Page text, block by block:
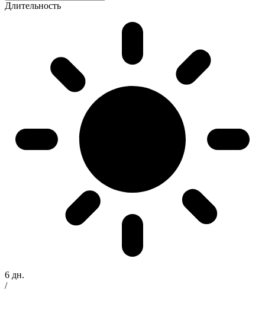
Длительность
6 дн.
/